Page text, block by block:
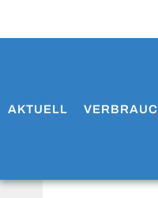
AKTUELL